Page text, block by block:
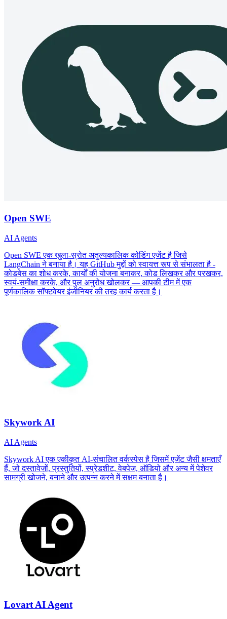
Open SWE
AI Agents
Open SWE एक खुला-स्रोत अतुल्यकालिक कोडिंग एजेंट है जिसे
LangChain ने बनाया है। यह GitHub मुद्दों को स्वायत्त रूप से संभालता है -
कोडबेस का शोध करके, कार्यों की योजना बनाकर, कोड लिखकर और परखकर,
स्वयं-समीक्षा करके, और पुल अनुरोध खोलकर — आपकी टीम में एक
पूर्णकालिक सॉफ्टवेयर इंजीनियर की तरह कार्य करता है।
Skywork AI
AI Agents
Skywork AI एक एकीकृत AI-संचालित वर्कस्पेस है जिसमें एजेंट जैसी क्षमताएँ
हैं, जो दस्तावेज़ों, प्रस्तुतियों, स्प्रेडशीट, वेबपेज, ऑडियो और अन्य में पेशेवर
सामग्री खोजने, बनाने और उत्पन्न करने में सक्षम बनाता है।
Lovart AI Agent